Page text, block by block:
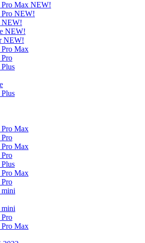
Pro Max NEW!
Pro NEW!
NEW!
NEW!
NEW!
Pro Max
Pro Max
Pro Max
Pro Max
mini
mini
Pro Max